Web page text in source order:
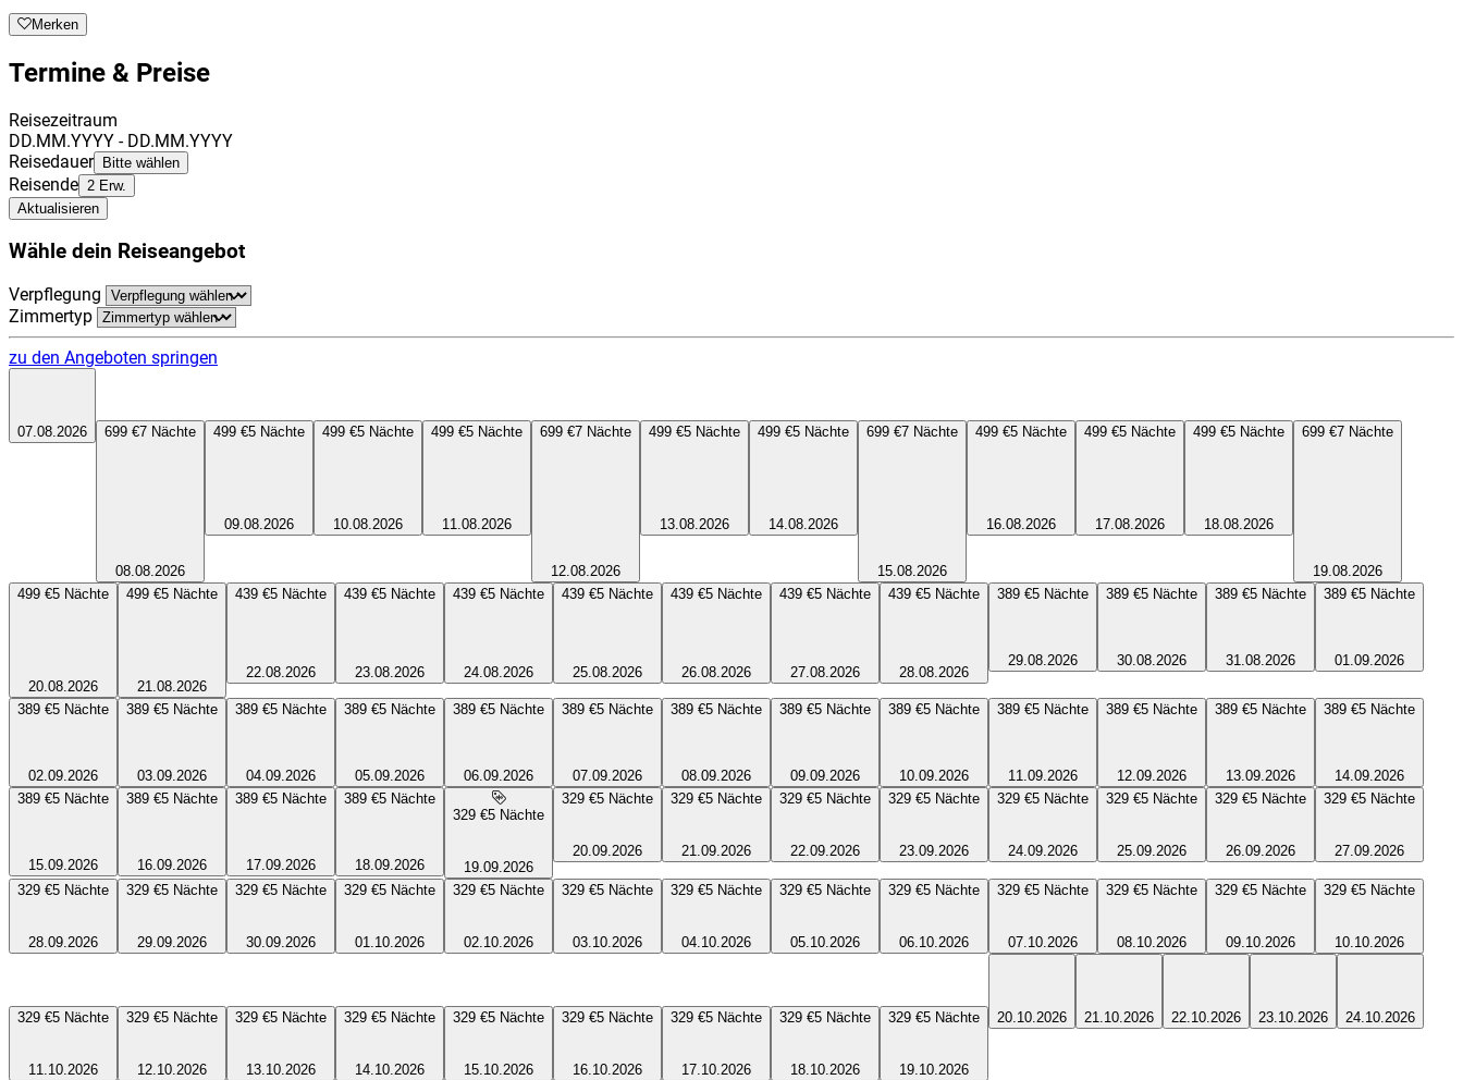
Merken
Termine & Preise
Reisezeitraum
DD.MM.YYYY - DD.MM.YYYY
Reisedauer Bitte wählen
Reisende 2 Erw.
Aktualisieren
Wähle dein Reiseangebot
Verpflegung
Zimmertyp
zu den Angeboten springen
07.08.2026 699 €7 Nächte
08.08.2026
499 €5 Nächte
09.08.2026
499 €5 Nächte
10.08.2026
499 €5 Nächte
11.08.2026
699 €7 Nächte
12.08.2026
499 €5 Nächte
13.08.2026
499 €5 Nächte
14.08.2026
699 €7 Nächte
15.08.2026
499 €5 Nächte
16.08.2026
499 €5 Nächte
17.08.2026
499 €5 Nächte
18.08.2026
699 €7 Nächte
19.08.2026
499 €5 Nächte
20.08.2026
499 €5 Nächte
21.08.2026
439 €5 Nächte
22.08.2026
439 €5 Nächte
23.08.2026
439 €5 Nächte
24.08.2026
439 €5 Nächte
25.08.2026
439 €5 Nächte
26.08.2026
439 €5 Nächte
27.08.2026
439 €5 Nächte
28.08.2026
389 €5 Nächte
29.08.2026
389 €5 Nächte
30.08.2026
389 €5 Nächte
31.08.2026
389 €5 Nächte
01.09.2026
389 €5 Nächte
02.09.2026
389 €5 Nächte
03.09.2026
389 €5 Nächte
04.09.2026
389 €5 Nächte
05.09.2026
389 €5 Nächte
06.09.2026
389 €5 Nächte
07.09.2026
389 €5 Nächte
08.09.2026
389 €5 Nächte
09.09.2026
389 €5 Nächte
10.09.2026
389 €5 Nächte
11.09.2026
389 €5 Nächte
12.09.2026
389 €5 Nächte
13.09.2026
389 €5 Nächte
14.09.2026
389 €5 Nächte
15.09.2026
389 €5 Nächte
16.09.2026
389 €5 Nächte
17.09.2026
389 €5 Nächte
18.09.2026
329 €5 Nächte
19.09.2026
329 €5 Nächte
20.09.2026
329 €5 Nächte
21.09.2026
329 €5 Nächte
22.09.2026
329 €5 Nächte
23.09.2026
329 €5 Nächte
24.09.2026
329 €5 Nächte
25.09.2026
329 €5 Nächte
26.09.2026
329 €5 Nächte
27.09.2026
329 €5 Nächte
28.09.2026
329 €5 Nächte
29.09.2026
329 €5 Nächte
30.09.2026
329 €5 Nächte
01.10.2026
329 €5 Nächte
02.10.2026
329 €5 Nächte
03.10.2026
329 €5 Nächte
04.10.2026
329 €5 Nächte
05.10.2026
329 €5 Nächte
06.10.2026
329 €5 Nächte
07.10.2026
329 €5 Nächte
08.10.2026
329 €5 Nächte
09.10.2026
329 €5 Nächte
10.10.2026
329 €5 Nächte
11.10.2026
329 €5 Nächte
12.10.2026
329 €5 Nächte
13.10.2026
329 €5 Nächte
14.10.2026
329 €5 Nächte
15.10.2026
329 €5 Nächte
16.10.2026
329 €5 Nächte
17.10.2026
329 €5 Nächte
18.10.2026
329 €5 Nächte
19.10.2026
20.10.2026 21.10.2026 22.10.2026 23.10.2026 24.10.2026